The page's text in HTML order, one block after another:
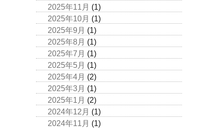
2025年11月 (1)
2025年10月 (1)
2025年9月 (1)
2025年8月 (1)
2025年7月 (1)
2025年5月 (1)
2025年4月 (2)
2025年3月 (1)
2025年1月 (2)
2024年12月 (1)
2024年11月 (1)